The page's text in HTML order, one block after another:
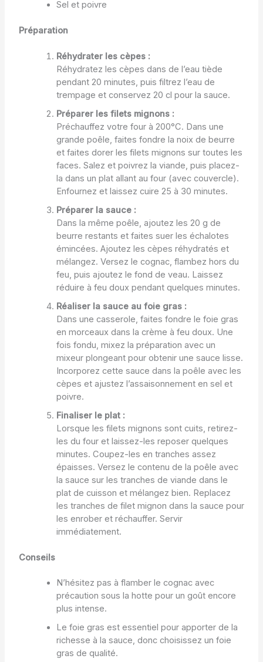
Sel et poivre
Préparation
Réhydrater les cèpes :
Réhydratez les cèpes dans de l’eau tiède
pendant 20 minutes, puis filtrez l’eau de
trempage et conservez 20 cl pour la sauce.
Préparer les filets mignons :
Préchauffez votre four à 200°C. Dans une
grande poêle, faites fondre la noix de beurre
et faites dorer les filets mignons sur toutes les
faces. Salez et poivrez la viande, puis placez-
la dans un plat allant au four (avec couvercle).
Enfournez et laissez cuire 25 à 30 minutes.
Préparer la sauce :
Dans la même poêle, ajoutez les 20 g de
beurre restants et faites suer les échalotes
émincées. Ajoutez les cèpes réhydratés et
mélangez. Versez le cognac, flambez hors du
feu, puis ajoutez le fond de veau. Laissez
réduire à feu doux pendant quelques minutes.
Réaliser la sauce au foie gras :
Dans une casserole, faites fondre le foie gras
en morceaux dans la crème à feu doux. Une
fois fondu, mixez la préparation avec un
mixeur plongeant pour obtenir une sauce lisse.
Incorporez cette sauce dans la poêle avec les
cèpes et ajustez l’assaisonnement en sel et
poivre.
Finaliser le plat :
Lorsque les filets mignons sont cuits, retirez-
les du four et laissez-les reposer quelques
minutes. Coupez-les en tranches assez
épaisses. Versez le contenu de la poêle avec
la sauce sur les tranches de viande dans le
plat de cuisson et mélangez bien. Replacez
les tranches de filet mignon dans la sauce pour
les enrober et réchauffer. Servir
immédiatement.
Conseils
N’hésitez pas à flamber le cognac avec
précaution sous la hotte pour un goût encore
plus intense.
Le foie gras est essentiel pour apporter de la
richesse à la sauce, donc choisissez un foie
gras de qualité.